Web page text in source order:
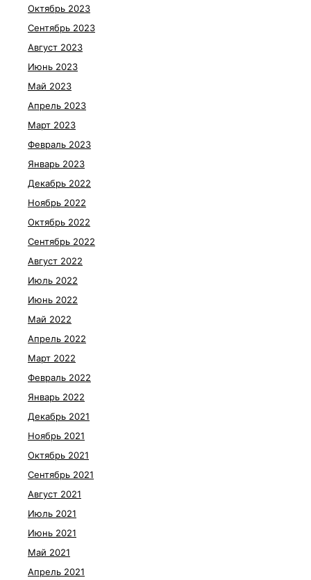
Октябрь 2023
Сентябрь 2023
Август 2023
Июнь 2023
Май 2023
Апрель 2023
Март 2023
Февраль 2023
Январь 2023
Декабрь 2022
Ноябрь 2022
Октябрь 2022
Сентябрь 2022
Август 2022
Июль 2022
Июнь 2022
Май 2022
Апрель 2022
Март 2022
Февраль 2022
Январь 2022
Декабрь 2021
Ноябрь 2021
Октябрь 2021
Сентябрь 2021
Август 2021
Июль 2021
Июнь 2021
Май 2021
Апрель 2021